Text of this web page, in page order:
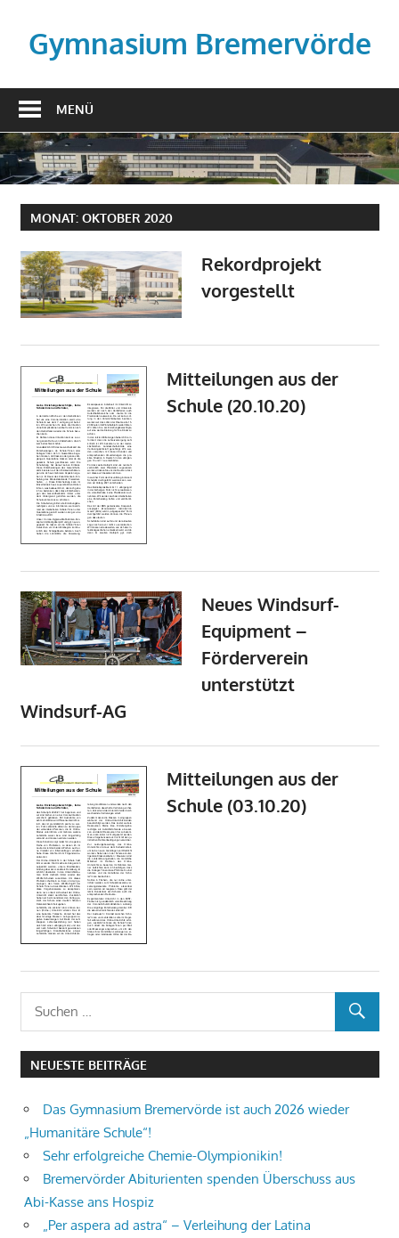
Inhalt
springenGymnasium Bremervörde
MENÜ
MONAT: OKTOBER 2020
Rekordprojekt
vorgestellt
Mitteilungen aus der
Schule (20.10.20)
Neues Windsurf-
Equipment –
Förderverein
unterstützt
Windsurf-AG
Mitteilungen aus der
Schule (03.10.20)
NEUESTE BEITRÄGE
Das Gymnasium Bremervörde ist auch 2026 wieder
„Humanitäre Schule“!
Sehr erfolgreiche Chemie-Olympionikin!
Bremervörder Abiturienten spenden Überschuss aus
Abi-Kasse ans Hospiz
„Per aspera ad astra“ – Verleihung der Latina